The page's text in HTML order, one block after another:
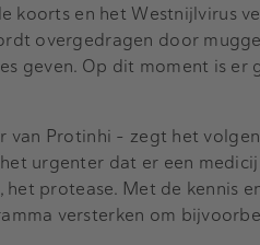
koorts en het Westnijlvirus
overgedragen door
geven. Op dit moment is
van Protinhi – zegt het
urgenter dat er een
protease. Met de kennis
versterken om